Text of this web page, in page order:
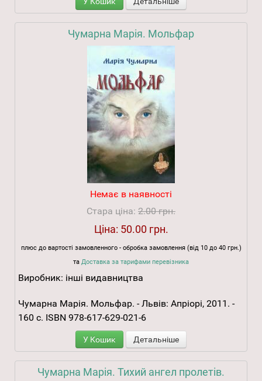
Чумарна Марія. Мольфар
Немає в наявності
Стара ціна: 2.00 грн.
Ціна: 50.00 грн.
плюс до вартості замовленного - обробка замовлення (від 10 до 40 грн.)
та Доставка за тарифами перевізника
Виробник: інші видавництва
Чумарна Марія. Мольфар. - Львів: Апріорі, 2011. -
160 с. ISBN 978-617-629-021-6
У Кошик Детальніше
Чумарна Марія. Тихий ангел пролетів.